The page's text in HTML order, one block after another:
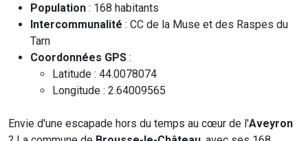
Population : 168 habitants
Intercommunalité : CC de la Muse et des Raspes du
Tarn
Coordonnées GPS :
Latitude : 44.0078074
Longitude : 2.64009565
Envie d'une escapade hors du temps au cœur de l'Aveyron